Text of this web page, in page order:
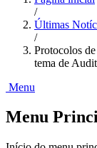
/
Últimas
/
Protocolos
tema de
Menu
Menu